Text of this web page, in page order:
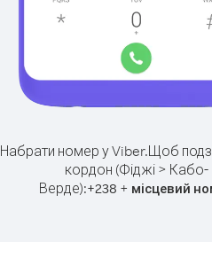
Набрати номер у Viber.Щоб
кордон (Фіджі > Кабо-
Верде):+238 + місцевий